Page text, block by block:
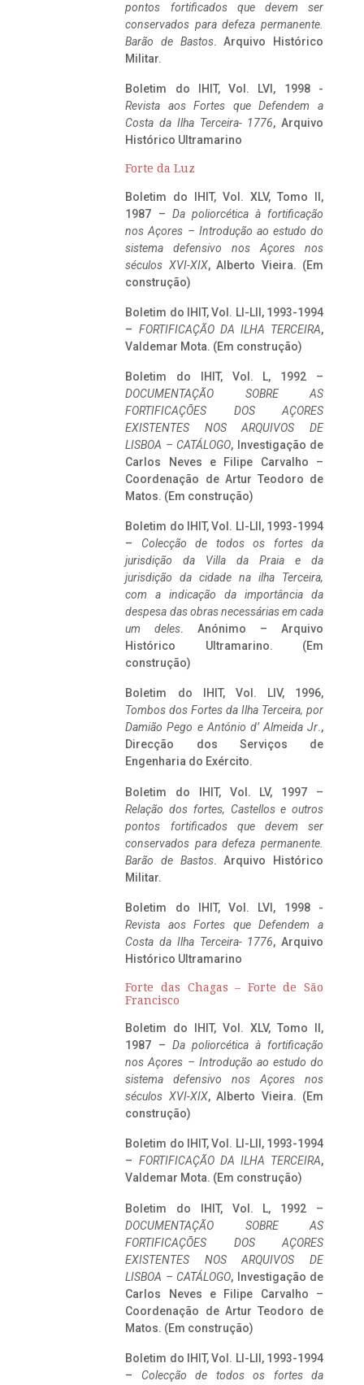
pontos fortificados que devem ser
conservados para defeza permanente.
Barão de Bastos. Arquivo Histórico
Militar.
Boletim do IHIT, Vol. LVI, 1998 -
Revista aos Fortes que Defendem a
Costa da Ilha Terceira- 1776, Arquivo
Histórico Ultramarino
Forte da Luz
Boletim do IHIT, Vol. XLV, Tomo II,
1987 – Da poliorcética à fortificação
nos Açores – Introdução ao estudo do
sistema defensivo nos Açores nos
séculos XVI-XIX, Alberto Vieira. (Em
construção)
Boletim do IHIT, Vol. LI-LII, 1993-1994
– FORTIFICAÇÃO DA ILHA TERCEIRA,
Valdemar Mota. (Em construção)
Boletim do IHIT, Vol. L, 1992 –
DOCUMENTAÇÃO SOBRE AS
FORTIFICAÇÕES DOS AÇORES
EXISTENTES NOS ARQUIVOS DE
LISBOA – CATÁLOGO, Investigação de
Carlos Neves e Filipe Carvalho –
Coordenação de Artur Teodoro de
Matos. (Em construção)
Boletim do IHIT, Vol. LI-LII, 1993-1994
– Colecção de todos os fortes da
jurisdição da Villa da Praia e da
jurisdição da cidade na ilha Terceira,
com a indicação da importância da
despesa das obras necessárias em cada
um deles. Anónimo – Arquivo
Histórico Ultramarino. (Em
construção)
Boletim do IHIT, Vol. LIV, 1996,
Tombos dos Fortes da Ilha Terceira, por
Damião Pego e António d’ Almeida Jr.,
Direcção dos Serviços de
Engenharia do Exército.
Boletim do IHIT, Vol. LV, 1997 –
Relação dos fortes, Castellos e outros
pontos fortificados que devem ser
conservados para defeza permanente.
Barão de Bastos. Arquivo Histórico
Militar.
Boletim do IHIT, Vol. LVI, 1998 -
Revista aos Fortes que Defendem a
Costa da Ilha Terceira- 1776, Arquivo
Histórico Ultramarino
Forte das Chagas – Forte de São
Francisco
Boletim do IHIT, Vol. XLV, Tomo II,
1987 – Da poliorcética à fortificação
nos Açores – Introdução ao estudo do
sistema defensivo nos Açores nos
séculos XVI-XIX, Alberto Vieira. (Em
construção)
Boletim do IHIT, Vol. LI-LII, 1993-1994
– FORTIFICAÇÃO DA ILHA TERCEIRA,
Valdemar Mota. (Em construção)
Boletim do IHIT, Vol. L, 1992 –
DOCUMENTAÇÃO SOBRE AS
FORTIFICAÇÕES DOS AÇORES
EXISTENTES NOS ARQUIVOS DE
LISBOA – CATÁLOGO, Investigação de
Carlos Neves e Filipe Carvalho –
Coordenação de Artur Teodoro de
Matos. (Em construção)
Boletim do IHIT, Vol. LI-LII, 1993-1994
– Colecção de todos os fortes da